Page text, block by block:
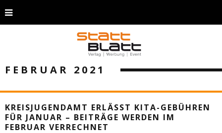
FEBRUAR 2021
KREISJUGENDAMT ERLÄSST KITA-GEBÜHREN
FÜR JANUAR – BEITRÄGE WERDEN IM
FEBRUAR VERRECHNET